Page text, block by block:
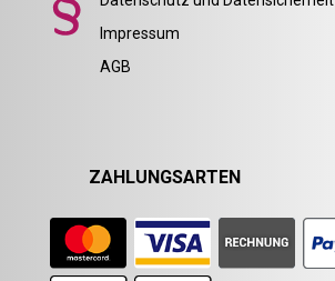
Impressum
AGB
ZAHLUNGSARTEN